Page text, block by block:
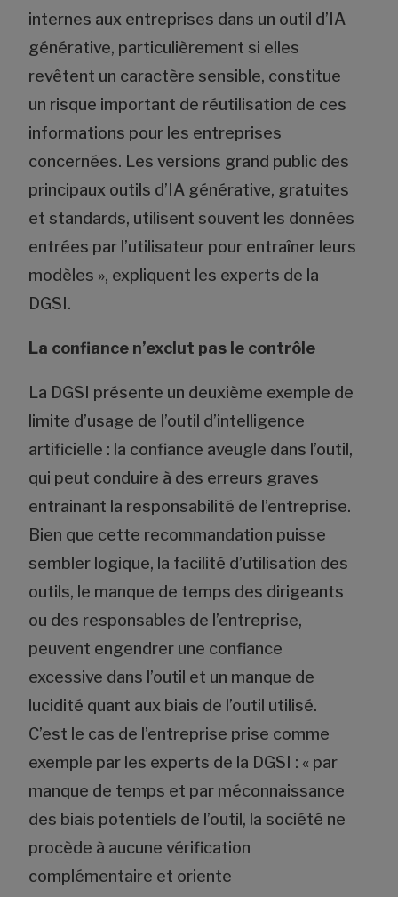
internes aux entreprises dans un outil d’IA
générative, particulièrement si elles
revêtent un caractère sensible, constitue
un risque important de réutilisation de ces
informations pour les entreprises
concernées. Les versions grand public des
principaux outils d’IA générative, gratuites
et standards, utilisent souvent les données
entrées par l’utilisateur pour entraîner leurs
modèles », expliquent les experts de la
DGSI.
La confiance n’exclut pas le contrôle
La DGSI présente un deuxième exemple de
limite d’usage de l’outil d’intelligence
artificielle : la confiance aveugle dans l’outil,
qui peut conduire à des erreurs graves
entrainant la responsabilité de l’entreprise.
Bien que cette recommandation puisse
sembler logique, la facilité d’utilisation des
outils, le manque de temps des dirigeants
ou des responsables de l’entreprise,
peuvent engendrer une confiance
excessive dans l’outil et un manque de
lucidité quant aux biais de l’outil utilisé.
C’est le cas de l’entreprise prise comme
exemple par les experts de la DGSI : « par
manque de temps et par méconnaissance
des biais potentiels de l’outil, la société ne
procède à aucune vérification
complémentaire et oriente